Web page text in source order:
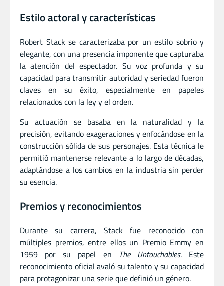
Estilo actoral y características
Robert Stack se caracterizaba por un estilo sobrio y
elegante, con una presencia imponente que capturaba
la atención del espectador. Su voz profunda y su
capacidad para transmitir autoridad y seriedad fueron
claves en su éxito, especialmente en papeles
relacionados con la ley y el orden.
Su actuación se basaba en la naturalidad y la
precisión, evitando exageraciones y enfocándose en la
construcción sólida de sus personajes. Esta técnica le
permitió mantenerse relevante a lo largo de décadas,
adaptándose a los cambios en la industria sin perder
su esencia.
Premios y reconocimientos
Durante su carrera, Stack fue reconocido con
múltiples premios, entre ellos un Premio Emmy en
1959 por su papel en The Untouchables. Este
reconocimiento oficial avaló su talento y su capacidad
para protagonizar una serie que definió un género.